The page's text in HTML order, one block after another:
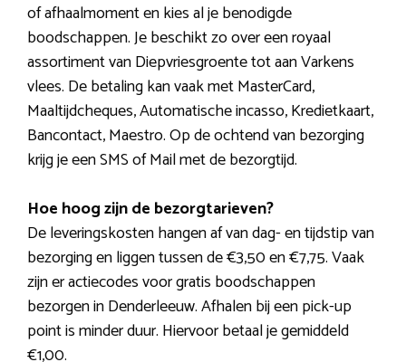
of afhaalmoment en kies al je benodigde
boodschappen. Je beschikt zo over een royaal
assortiment van Diepvriesgroente tot aan Varkens
vlees. De betaling kan vaak met MasterCard,
Maaltijdcheques, Automatische incasso, Kredietkaart,
Bancontact, Maestro. Op de ochtend van bezorging
krijg je een SMS of Mail met de bezorgtijd.
Hoe hoog zijn de bezorgtarieven?
De leveringskosten hangen af van dag- en tijdstip van
bezorging en liggen tussen de €3,50 en €7,75. Vaak
zijn er actiecodes voor gratis boodschappen
bezorgen in Denderleeuw. Afhalen bij een pick-up
point is minder duur. Hiervoor betaal je gemiddeld
€1,00.